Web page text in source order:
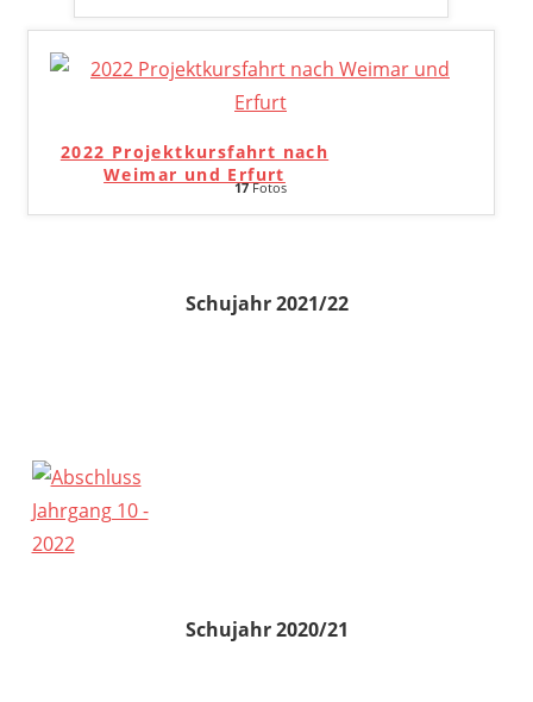
2022 Projektkursfahrt nach
Weimar und Erfurt
17Fotos
Schujahr 2021/22
Schujahr 2020/21